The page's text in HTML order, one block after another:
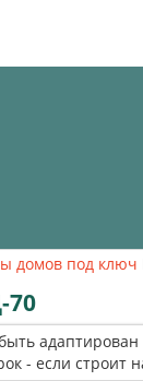
домов под ключ
70
- если строит